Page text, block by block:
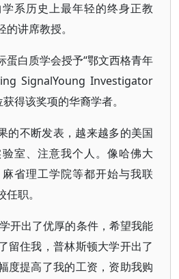
系历史上最年轻的终身正教
讲席教授。
蛋白质学会授予“鄂文西格青年
SignalYoung Investigator
得该奖项的华裔学者。
的不断发表，越来越多的美国
室、注意我个人。像哈佛大
省理工学院等都开始与我联
职。
开出了优厚的条件，希望我能
留住我，普林斯顿大学开出了
度提高了我的工资，资助我购